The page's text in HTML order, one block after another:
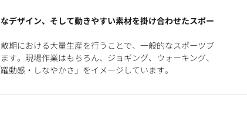
デザイン、そして動きやすい素材を掛け合わせたスポー
における大量生産を行うことで、一般的なスポーツブ
す。現場作業はもちろん、ジョギング、ウォーキング、
動感・しなやかさ」をイメージしています。